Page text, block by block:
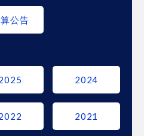
公告
2024
2021